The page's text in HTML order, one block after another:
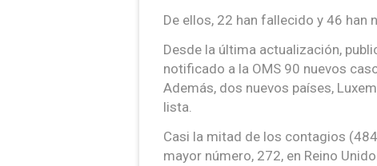
De ellos, 22 han fallecido y 46
Desde la última actualización,
notificado a la OMS 90 nuevos
Además, dos nuevos países,
lista.
Casi la mitad de los contagios
mayor número, 272, en Reino